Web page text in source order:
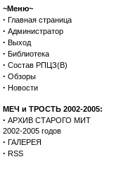
~Меню~
· Главная страница
· Администратор
· Выход
· Библиотека
· Состав РПЦЗ(В)
· Обзоры
· Новости
МЕЧ и ТРОСТЬ 2002-2005:
· АРХИВ СТАРОГО МИТ
2002-2005 годов
· ГАЛЕРЕЯ
· RSS